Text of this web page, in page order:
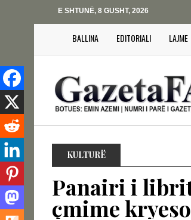
E SHTUNË, 8 GUSHT, 2026
BALLINA EDITORIALI LAJME
KULTURË
Panairi i librit
çmime